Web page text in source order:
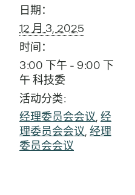
日期：
12 月 3, 2025
时间：
3:00 下午 - 9:00 下
午 科技委
活动分类:
经理委员会会议, 经
理委员会会议, 经理
委员会会议